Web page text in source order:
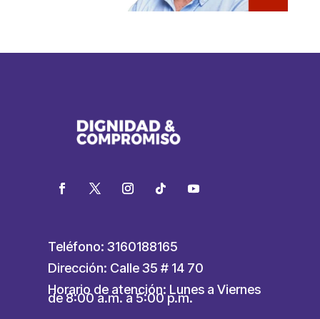
Teléfono: 3160188165
Dirección: Calle 35 # 14 70
Horario de atención: Lunes a Viernes
de 8:00 a.m. a 5:00 p.m.